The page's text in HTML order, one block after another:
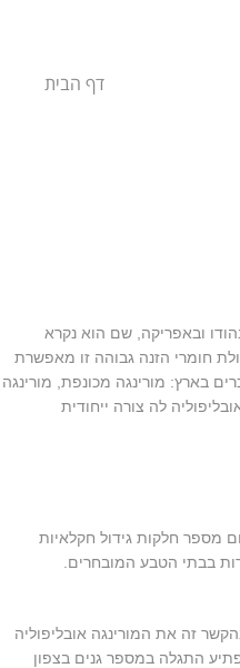
דף הבית
ובאפריקה, שם הוא נקרא
חומרי הזנה גבוהה זו מאפשרת
מוכת הרעב והמחלות. קיימים 3 זנים נפוצים ומוכרים בארץ: מורינגה מכונפת, מורינגה
לה צורה ייחודית
מספר חלקות גידול חקלאיות
בבתי הטבע המובחרים.
זה את המורינגה אובליפוליה
התגלה במספר גנים בצפון